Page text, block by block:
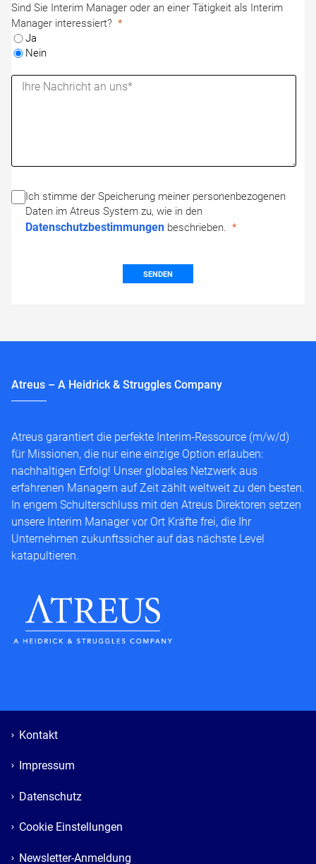
Sind Sie Interim Manager oder an einer Tätigkeit als Interim
Manager interessiert?
Ja
Nein
Ich stimme der Speicherung meiner personenbezogenen
Daten im Atreus System zu, wie in den
Datenschutzbestimmungen beschrieben.
SENDEN
Atreus – A Heidrick & Struggles Company
Atreus garantiert die perfekte Interim-Ressource (m/w/d)
für Missionen, die nur eine einzige Option erlauben:
nachhaltigen Erfolg! Unser globales Netzwerk aus
erfahrenen Managern auf Zeit zählt weltweit zu den besten.
In engem Schulterschluss mit den Atreus Direktoren setzen
unsere Interim Manager vor Ort Kräfte frei, die Ihr
Unternehmen zukunftssicher auf das nächste Level
katapultieren.
Kontakt
Impressum
Datenschutz
Cookie Einstellungen
Newsletter-Anmeldung